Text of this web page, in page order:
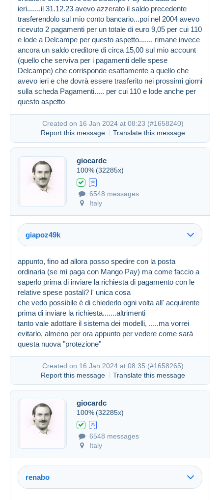
Link (https)
Link (https)
ieri.......il 31.12.23 avevo azzerato il saldo precedente
trasferendolo sul mio conto bancario...poi nel 2004 avevo
ricevuto 2 pagamenti per un totale di euro 9,05 per cui 110
e lode a Delcampe per questo aspetto....... rimane invece
ancora un saldo creditore di circa 15,00 sul mio account
(quello che serviva per i pagamenti delle spese
Delcampe) che corrisponde esattamente a quello che
avevo ieri e che dovrà essere trasferito nei prossimi giorni
sulla scheda Pagamenti..... per cui 110 e lode anche per
questo aspetto
Created on 16 Jan 2024 at 08:23 (#1658240)
Report this message
Translate this message
giocardc
100% (32285x)
6548 messages
Italy
giapoz49k
Created on 16 Jan 2024 at 07:58
appunto, fino ad allora posso spedire con la posta
ordinaria (se mi paga con Mango Pay) ma come faccio a
saperlo prima di inviare la richiesta di pagamento con le
relative spese postali? l' unica cosa
che vedo possibile è di chiederlo ogni volta all' acquirente
prima di inviare la richiesta.......altrimenti
tanto vale adottare il sistema dei modelli, .....ma vorrei
evitarlo, almeno per ora appunto per vedere come sarà
questa nuova "protezione"
Created on 16 Jan 2024 at 08:35 (#1658265)
Report this message
Translate this message
giocardc
100% (32285x)
6548 messages
Italy
renabo